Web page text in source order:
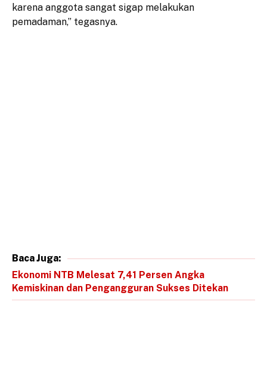
karena anggota sangat sigap melakukan
pemadaman,” tegasnya.
Baca Juga:
Ekonomi NTB Melesat 7,41 Persen Angka
Kemiskinan dan Pengangguran Sukses Ditekan